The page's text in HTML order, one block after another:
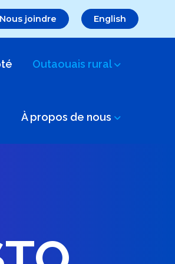
Nous joindre English
Outaouais rural
À propos de nous